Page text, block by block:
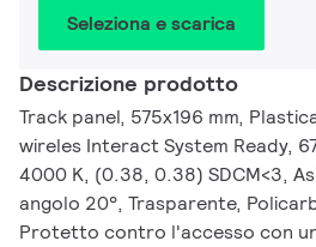
Seleziona e scarica
Descrizione prodotto
Track panel, 575x196 mm,
wireles Interact System Ready,
4000 K, (0.38, 0.38) SDCM<3,
angolo 20°, Trasparente,
Protetto contro l'accesso con